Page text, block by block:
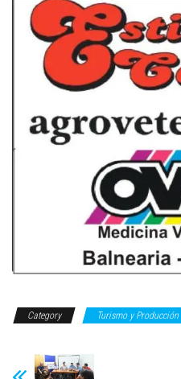
Category Turismo y Producción